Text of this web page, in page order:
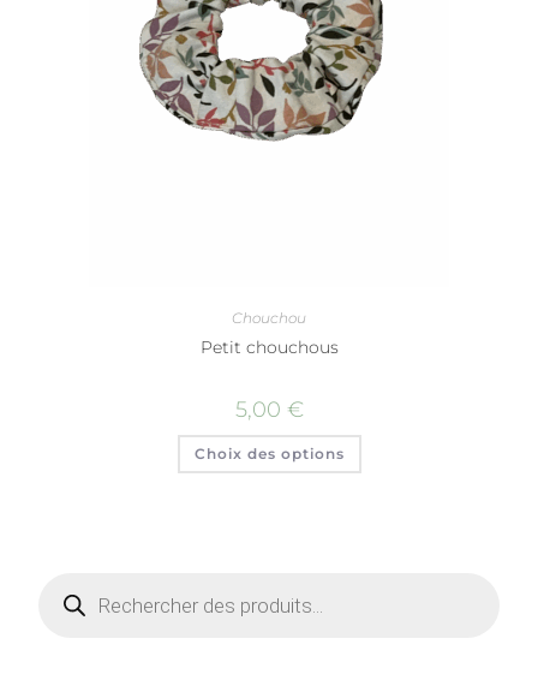
Chouchou
Petit chouchous
5,00 €
Choix des options